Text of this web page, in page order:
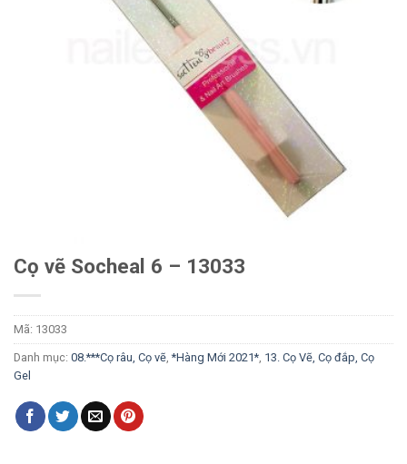
Cọ vẽ Socheal 6 – 13033
Mã: 13033
Danh mục: 08.***Cọ râu, Cọ vẽ,*Hàng Mới 2021*, 13. Cọ Vẽ, Cọ đắp, Cọ
Gel